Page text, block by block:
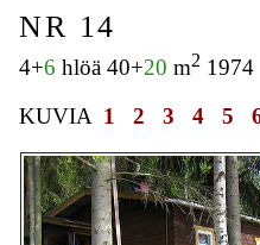
NR 14
4+6 hlöä 40+20 m2 1974
KUVIA 1 2 3 4 5